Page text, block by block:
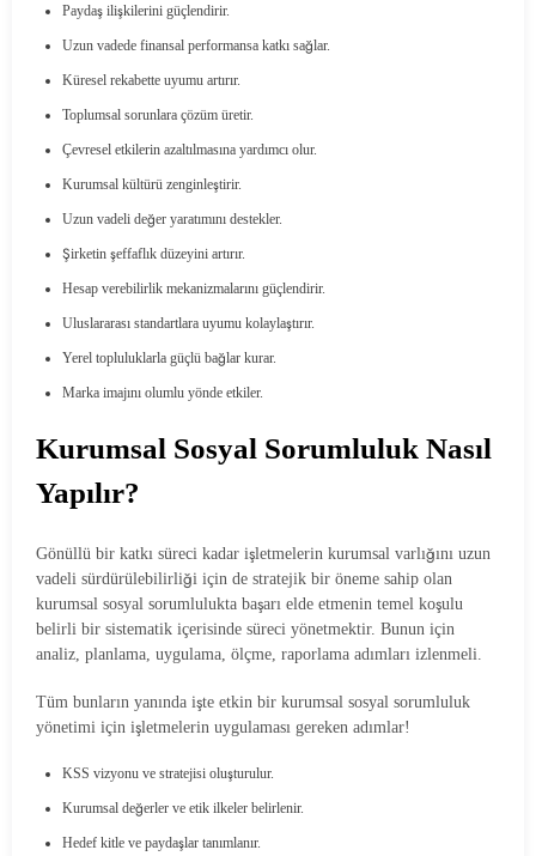
Paydaş ilişkilerini güçlendirir.
Uzun vadede finansal performansa katkı sağlar.
Küresel rekabette uyumu artırır.
Toplumsal sorunlara çözüm üretir.
Çevresel etkilerin azaltılmasına yardımcı olur.
Kurumsal kültürü zenginleştirir.
Uzun vadeli değer yaratımını destekler.
Şirketin şeffaflık düzeyini artırır.
Hesap verebilirlik mekanizmalarını güçlendirir.
Uluslararası standartlara uyumu kolaylaştırır.
Yerel topluluklarla güçlü bağlar kurar.
Marka imajını olumlu yönde etkiler.
Kurumsal Sosyal Sorumluluk Nasıl
Yapılır?
Gönüllü bir katkı süreci kadar işletmelerin kurumsal varlığını uzun
vadeli sürdürülebilirliği için de stratejik bir öneme sahip olan
kurumsal sosyal sorumlulukta başarı elde etmenin temel koşulu
belirli bir sistematik içerisinde süreci yönetmektir. Bunun için
analiz, planlama, uygulama, ölçme, raporlama adımları izlenmeli.
Tüm bunların yanında işte etkin bir kurumsal sosyal sorumluluk
yönetimi için işletmelerin uygulaması gereken adımlar!
KSS vizyonu ve stratejisi oluşturulur.
Kurumsal değerler ve etik ilkeler belirlenir.
Hedef kitle ve paydaşlar tanımlanır.